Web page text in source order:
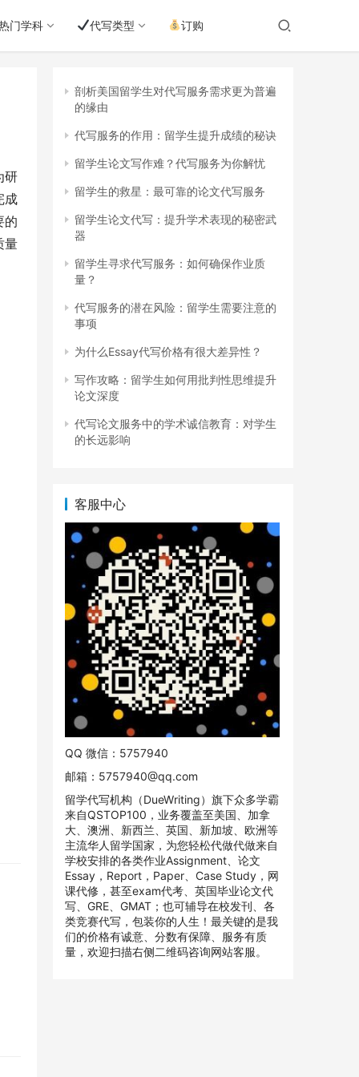
门学科 代写类型 订购
研
成
的
量
剖析美国留学生对代写服务需求更为普遍
的缘由
代写服务的作用：留学生提升成绩的秘诀
留学生论文写作难？代写服务为你解忧
留学生的救星：最可靠的论文代写服务
留学生论文代写：提升学术表现的秘密武
器
留学生寻求代写服务：如何确保作业质
量？
代写服务的潜在风险：留学生需要注意的
事项
为什么Essay代写价格有很大差异性？
写作攻略：留学生如何用批判性思维提升
论文深度
代写论文服务中的学术诚信教育：对学生
的长远影响
客服中心
QQ 微信：5757940
邮箱： 5757940@qq.com
留学代写机构（DueWriting）旗下众多学霸
来自QSTOP100，业务覆盖至美国、加拿
大、澳洲、新西兰、英国、新加坡、欧洲等
主流华人留学国家，为您轻松代做代做来自
学校安排的各类作业Assignment、论文
Essay，Report，Paper、Case Study，网
课代修，甚至exam代考、英国毕业论文代
写、GRE、GMAT；也可辅导在校发刊、各
类竞赛代写，包装你的人生！最关键的是我
们的价格有诚意、分数有保障、服务有质
量，欢迎扫描右侧二维码咨询网站客服。